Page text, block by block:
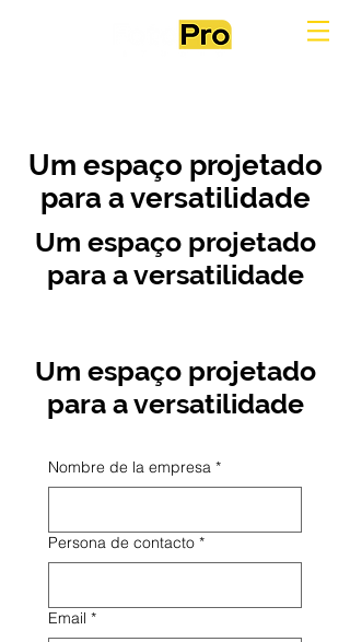
Um espaço projetado
para a versatilidade
Um espaço projetado
para a versatilidade
Um espaço projetado
para a versatilidade
Nombre de la empresa *
Persona de contacto *
Email *